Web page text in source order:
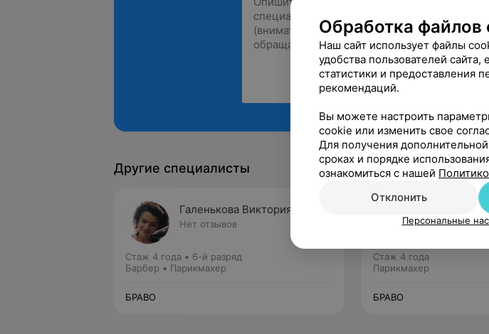
Другие специалисты
Галенькова Виктория
Нет отзывов
Стаж 4 года • 6-й разряд
Барбер • Парикмахер
БРАВО
Нет отзывов
Стаж 4 года
Парикмахер
БРАВО
Обработка файлов
Наш сайт использует файлы
удобства пользователей сайта,
статистики и предоставления
рекомендаций.
Вы можете настроить
cookie или изменить свое
Для получения
сроках и порядке
ознакомиться с нашей
Отклонить
Персональные